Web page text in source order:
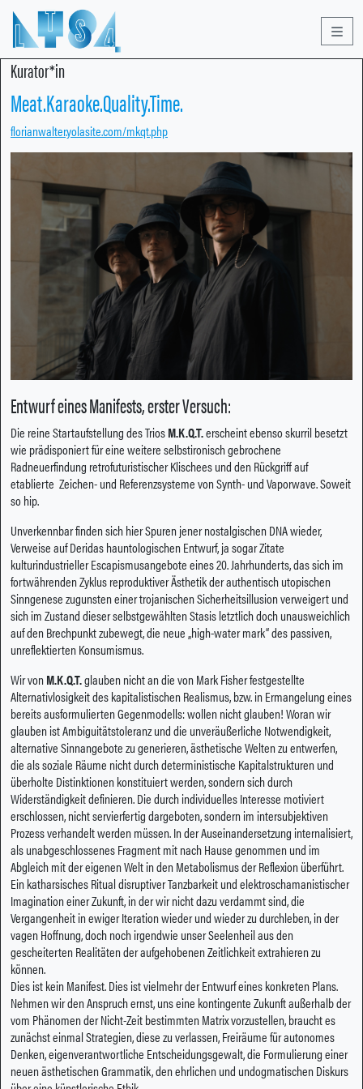
Kurator*in
Meat.Karaoke.Quality.Time.
florianwalter.yolasite.com/mkqt.php
Entwurf eines Manifests, erster Versuch:
Die reine Startaufstellung des TriosM.K.Q.T.erscheint ebenso skurril besetzt
wie prädisponiert für eine weitere selbstironisch gebrochene
Radneuerfindung retrofuturistischer Klischees und den Rückgriff auf
etablierte Zeichen- und Referenzsysteme von Synth- und Vaporwave. Soweit
so hip.
Unverkennbar finden sich hier Spuren jener nostalgischen DNA wieder,
Verweise auf Deridas hauntologischen Entwurf, ja sogar Zitate
kulturindustrieller Escapismusangebote eines 20. Jahrhunderts, das sich im
fortwährenden Zyklus reproduktiver Ästhetik der authentisch utopischen
Sinngenese zugunsten einer trojanischen Sicherheitsillusion verweigert und
sich im Zustand dieser selbstgewählten Stasis letztlich doch unausweichlich
auf den Brechpunkt zubewegt, die neue „high-water mark“ des passiven,
unreflektierten Konsumismus.
Wir vonM.K.Q.T.glauben nicht an die von Mark Fisher festgestellte
Alternativlosigkeit des kapitalistischen Realismus, bzw. in Ermangelung eines
bereits ausformulierten Gegenmodells: wollen nicht glauben! Woran wir
glauben ist Ambiguitätstoleranz und die unveräußerliche Notwendigkeit,
alternative Sinnangebote zu generieren, ästhetische Welten zu entwerfen,
die als soziale Räume nicht durch deterministische Kapitalstrukturen und
überholte Distinktionen konstituiert werden, sondern sich durch
Widerständigkeit definieren. Die durch individuelles Interesse motiviert
erschlossen, nicht servierfertig dargeboten, sondern im intersubjektiven
Prozess verhandelt werden müssen. In der Auseinandersetzung internalisiert,
als unabgeschlossenes Fragment mit nach Hause genommen und im
Abgleich mit der eigenen Welt in den Metabolismus der Reflexion überführt.
Ein katharsisches Ritual disruptiver Tanzbarkeit und elektroschamanistischer
Imagination einer Zukunft, in der wir nicht dazu verdammt sind, die
Vergangenheit in ewiger Iteration wieder und wieder zu durchleben, in der
vagen Hoffnung, doch noch irgendwie unser Seelenheil aus den
gescheiterten Realitäten der aufgehobenen Zeitlichkeit extrahieren zu
können.
Dies ist kein Manifest. Dies ist vielmehr der Entwurf eines konkreten Plans.
Nehmen wir den Anspruch ernst, uns eine kontingente Zukunft außerhalb der
vom Phänomen der Nicht-Zeit bestimmten Matrix vorzustellen, braucht es
zunächst einmal Strategien, diese zu verlassen, Freiräume für autonomes
Denken, eigenverantwortliche Entscheidungsgewalt, die Formulierung einer
neuen ästhetischen Grammatik, den ehrlichen und undogmatischen Diskurs